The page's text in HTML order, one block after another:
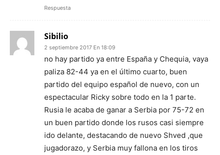
Respuesta
Sibilio
2 septiembre 2017 En 18:09
no hay partido ya entre España y Chequia, vaya
paliza 82-44 ya en el último cuarto, buen
partido del equipo español de nuevo, con un
espectacular Ricky sobre todo en la 1 parte.
Rusia le acaba de ganar a Serbia por 75-72 en
un buen partido donde los rusos casi siempre
ido delante, destacando de nuevo Shved ,que
jugadorazo, y Serbia muy fallona en los tiros